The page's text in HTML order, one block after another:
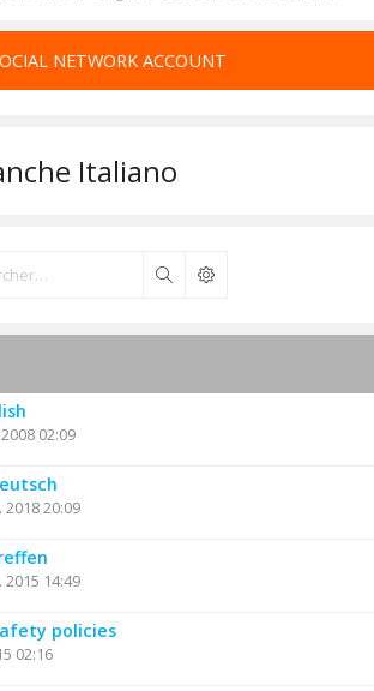
NETWORK ACCOUNT
Italiano
Rechercher
02:09
20:09
14:49
policies
02:16